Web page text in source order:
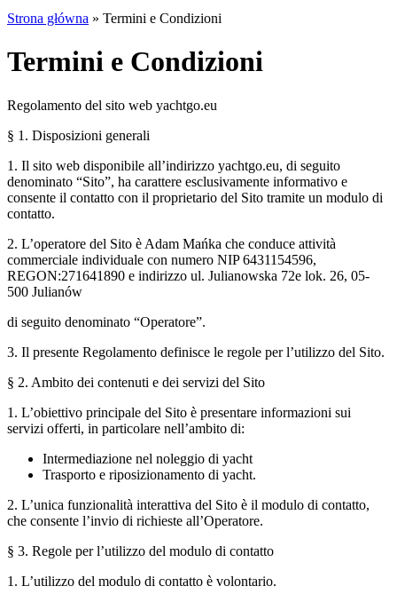
Strona główna » Termini e Condizioni
Termini e Condizioni
Regolamento del sito web yachtgo.eu
§ 1. Disposizioni generali
1. Il sito web disponibile all’indirizzo yachtgo.eu, di seguito
denominato “Sito”, ha carattere esclusivamente informativo e
consente il contatto con il proprietario del Sito tramite un modulo di
contatto.
2. L’operatore del Sito è Adam Mańka che conduce attività
commerciale individuale con numero NIP 6431154596,
REGON:271641890 e indirizzo ul. Julianowska 72e lok. 26, 05-
500 Julianów
di seguito denominato “Operatore”.
3. Il presente Regolamento definisce le regole per l’utilizzo del Sito.
§ 2. Ambito dei contenuti e dei servizi del Sito
1. L’obiettivo principale del Sito è presentare informazioni sui
servizi offerti, in particolare nell’ambito di:
Intermediazione nel noleggio di yacht
Trasporto e riposizionamento di yacht.
2. L’unica funzionalità interattiva del Sito è il modulo di contatto,
che consente l’invio di richieste all’Operatore.
§ 3. Regole per l’utilizzo del modulo di contatto
1. L’utilizzo del modulo di contatto è volontario.